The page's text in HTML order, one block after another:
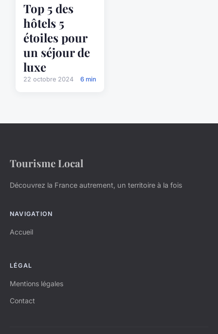
Top 5 des
hôtels 5
étoiles pour
un séjour de
luxe
22 octobre 2024 6 min
Tourisme Local
Découvrez la France autrement, un territoire à la fois
NAVIGATION
Accueil
LÉGAL
Mentions légales
Contact